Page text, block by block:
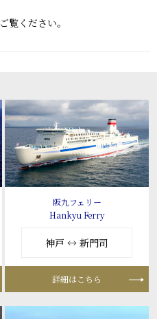
覧ください。
阪九フェリー
Hankyu Ferry
神戸 ↔ 新門司
詳細はこちら